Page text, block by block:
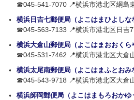
☎045-541-7070 📍横浜市港北区綱島
横浜日吉七郵便局（よこはまひよしな
☎045-563-7133 📍横浜市港北区日吉
横浜大倉山郵便局（よこはまおおくら
☎045-531-7462 📍横浜市港北区大倉
横浜太尾南郵便局（よこはまふとおみ
☎045-543-9718 📍横浜市港北区大倉
横浜師岡郵便局（よこはまもろおかゆ